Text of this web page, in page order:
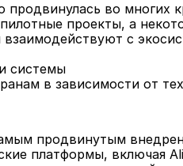
продвинулась во
проекты, а
взаимодействуют с
системы
в зависимости от
продвинутым
платформы, включая